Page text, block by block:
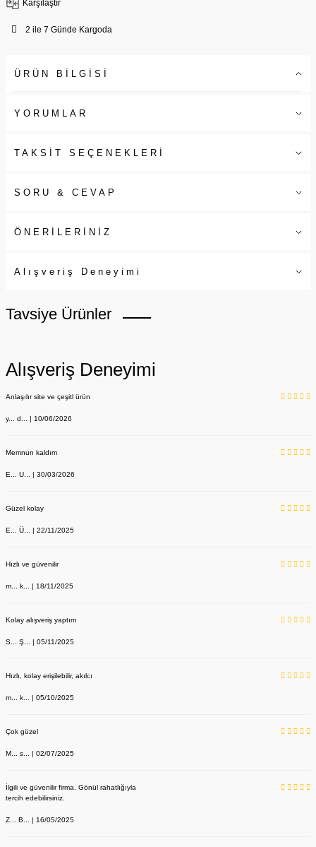
Karşılaştır
2 ile 7 Günde Kargoda
ÜRÜN BİLGİSİ
YORUMLAR
TAKSİT SEÇENEKLERİ
SORU & CEVAP
ÖNERİLERİNİZ
Alışveriş Deneyimi
Tavsiye Ürünler
Alışveriş Deneyimi
Anlaşılır site ve çeşitl ürün
y... d... | 10/06/2026
Memnun kaldım
E... U... | 30/03/2026
Güzel kolay
E... Ü... | 22/11/2025
Hızlı ve güvenilir
m... k... | 18/11/2025
Kolay alışveriş yaptım
S... Ş... | 05/11/2025
Hızlı, kolay erişilebilir, akılcı
m... k... | 05/10/2025
Çok güzel
M... s... | 02/07/2025
İlgili ve güvenilir firma. Gönül rahatlığıyla
tercih edebilirsiniz.
Z... B... | 16/05/2025